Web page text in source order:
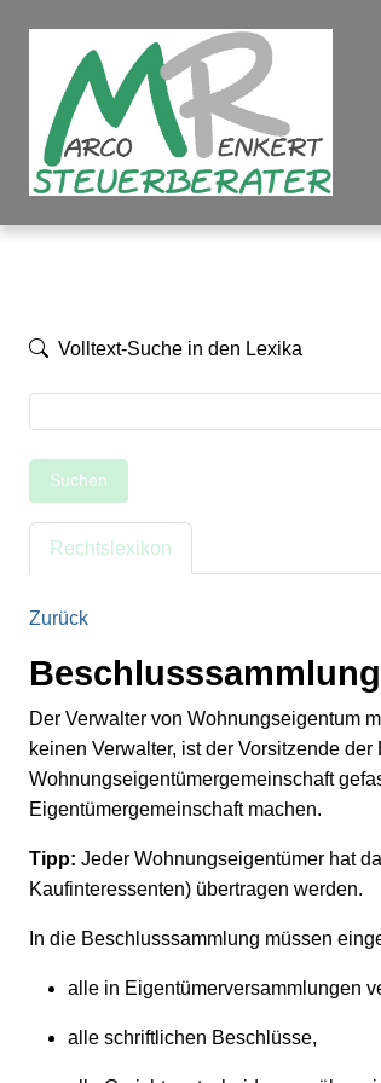
Volltext-Suche in den Lexika
Suchen
Rechtslexikon
Zurück
Der Verwalter von Wohnungseigentum
keinen Verwalter, ist der Vorsitzende
Wohnungseigentümergemeinschaft
Eigentümergemeinschaft machen.
Tipp: Jeder Wohnungseigentümer hat
Kaufinteressenten) übertragen werden.
In die Beschlusssammlung müssen
alle in Eigentümerversammlungen
alle schriftlichen Beschlüsse,